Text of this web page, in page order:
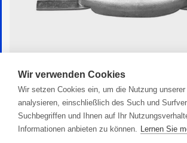
Zink Flachanode Birnenform
20,90 €
Wir verwenden Cookies
Wir setzen Cookies ein, um die Nutzung
analysieren, einschließlich des Such und
Suchbegriffen und Ihnen auf Ihr
Informationen anbieten zu können. Lernen Sie